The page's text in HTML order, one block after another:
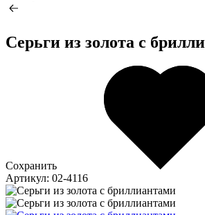
Серьги из золота c
Сохранить
Артикул: 02-4116